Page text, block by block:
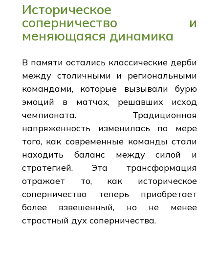
Историческое
соперничество и
меняющаяся динамика
В памяти остались классические дерби
между столичными и региональными
командами, которые вызывали бурю
эмоций в матчах, решавших исход
чемпионата. Традиционная
напряженность изменилась по мере
того, как современные команды стали
находить баланс между силой и
стратегией. Эта трансформация
отражает то, как историческое
соперничество теперь приобретает
более взвешенный, но не менее
страстный дух соперничества.